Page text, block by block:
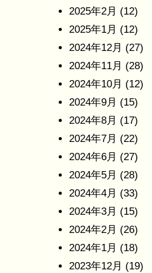
2025年2月 (12)
2025年1月 (12)
2024年12月 (27)
2024年11月 (28)
2024年10月 (12)
2024年9月 (15)
2024年8月 (17)
2024年7月 (22)
2024年6月 (27)
2024年5月 (28)
2024年4月 (33)
2024年3月 (15)
2024年2月 (26)
2024年1月 (18)
2023年12月 (19)